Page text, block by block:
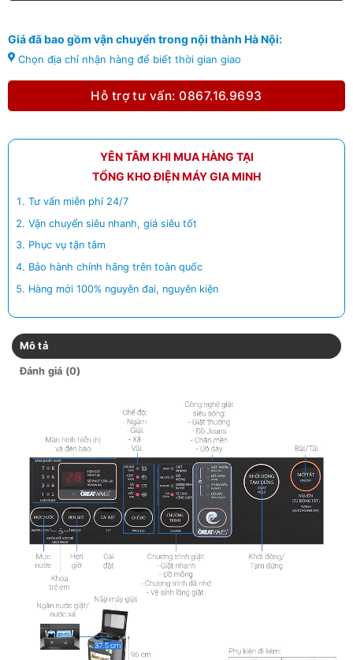
Giá đã bao gồm vận chuyển trong nội thành Hà Nội:
Chọn địa chỉ nhận hàng để biết thời gian giao
Hỗ trợ tư vấn: 0867.16.9693
YÊN TÂM KHI MUA HÀNG TẠI
TỔNG KHO ĐIỆN MÁY GIA MINH
Tư vấn miễn phí 24/7
Vận chuyển siêu nhanh, giá siêu tốt
Phục vụ tận tâm
Bảo hành chính hãng trên toàn quốc
Hàng mới 100% nguyên đai, nguyên kiện
Mô tả
Đánh giá (0)